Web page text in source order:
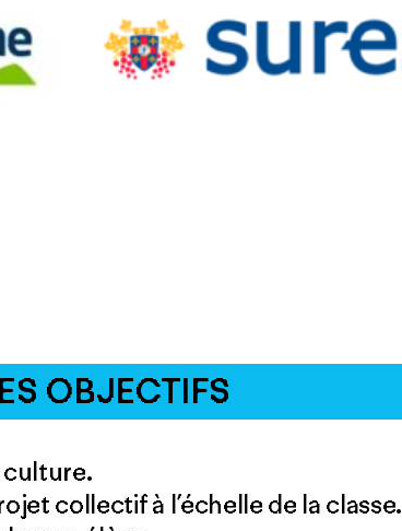
OBJECTIFS
culture.
collectif à l’échelle de la classe.